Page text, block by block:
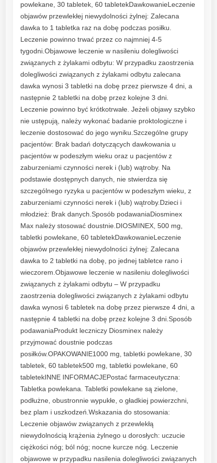
powlekane, 30 tabletek, 60 tabletekDawkowanieLeczenie
objawów przewlekłej niewydolności żylnej: Zalecana
dawka to 1 tabletka raz na dobę podczas posiłku.
Leczenie powinno trwać przez co najmniej 4-5
tygodni.Objawowe leczenie w nasileniu dolegliwości
związanych z żylakami odbytu: W przypadku zaostrzenia
dolegliwości związanych z żylakami odbytu zalecana
dawka wynosi 3 tabletki na dobę przez pierwsze 4 dni, a
następnie 2 tabletki na dobę przez kolejne 3 dni.
Leczenie powinno być krótkotrwałe. Jeżeli objawy szybko
nie ustępują, należy wykonać badanie proktologiczne i
leczenie dostosować do jego wyniku.Szczególne grupy
pacjentów: Brak badań dotyczących dawkowania u
pacjentów w podeszłym wieku oraz u pacjentów z
zaburzeniami czynności nerek i (lub) wątroby. Na
podstawie dostępnych danych, nie stwierdza się
szczególnego ryzyka u pacjentów w podeszłym wieku, z
zaburzeniami czynności nerek i (lub) wątroby.Dzieci i
młodzież: Brak danych.Sposób podawaniaDiosminex
Max należy stosować doustnie.DIOSMINEX, 500 mg,
tabletki powlekane, 60 tabletekDawkowanieLeczenie
objawów przewlekłej niewydolności żylnej: Zalecana
dawka to 2 tabletki na dobę, po jednej tabletce rano i
wieczorem.Objawowe leczenie w nasileniu dolegliwości
związanych z żylakami odbytu – W przypadku
zaostrzenia dolegliwości związanych z żylakami odbytu
dawka wynosi 6 tabletek na dobę przez pierwsze 4 dni, a
następnie 4 tabletki na dobę przez kolejne 3 dni.Sposób
podawaniaProdukt leczniczy Diosminex należy
przyjmować doustnie podczas
posiłków.OPAKOWANIE1000 mg, tabletki powlekane, 30
tabletek, 60 tabletek500 mg, tabletki powlekane, 60
tabletekINNE INFORMACJEPostać farmaceutyczna:
Tabletka powlekana. Tabletki powlekane są zielone,
podłużne, obustronnie wypukłe, o gładkiej powierzchni,
bez plam i uszkodzeń.Wskazania do stosowania:
Leczenie objawów związanych z przewlekłą
niewydolnością krążenia żylnego u dorosłych: uczucie
ciężkości nóg; ból nóg; nocne kurcze nóg. Leczenie
objawowe w przypadku nasilenia dolegliwości związanych